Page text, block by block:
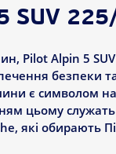
SUV
Pilot Alpin 5
безпеки
є символом
цьому
які обирають